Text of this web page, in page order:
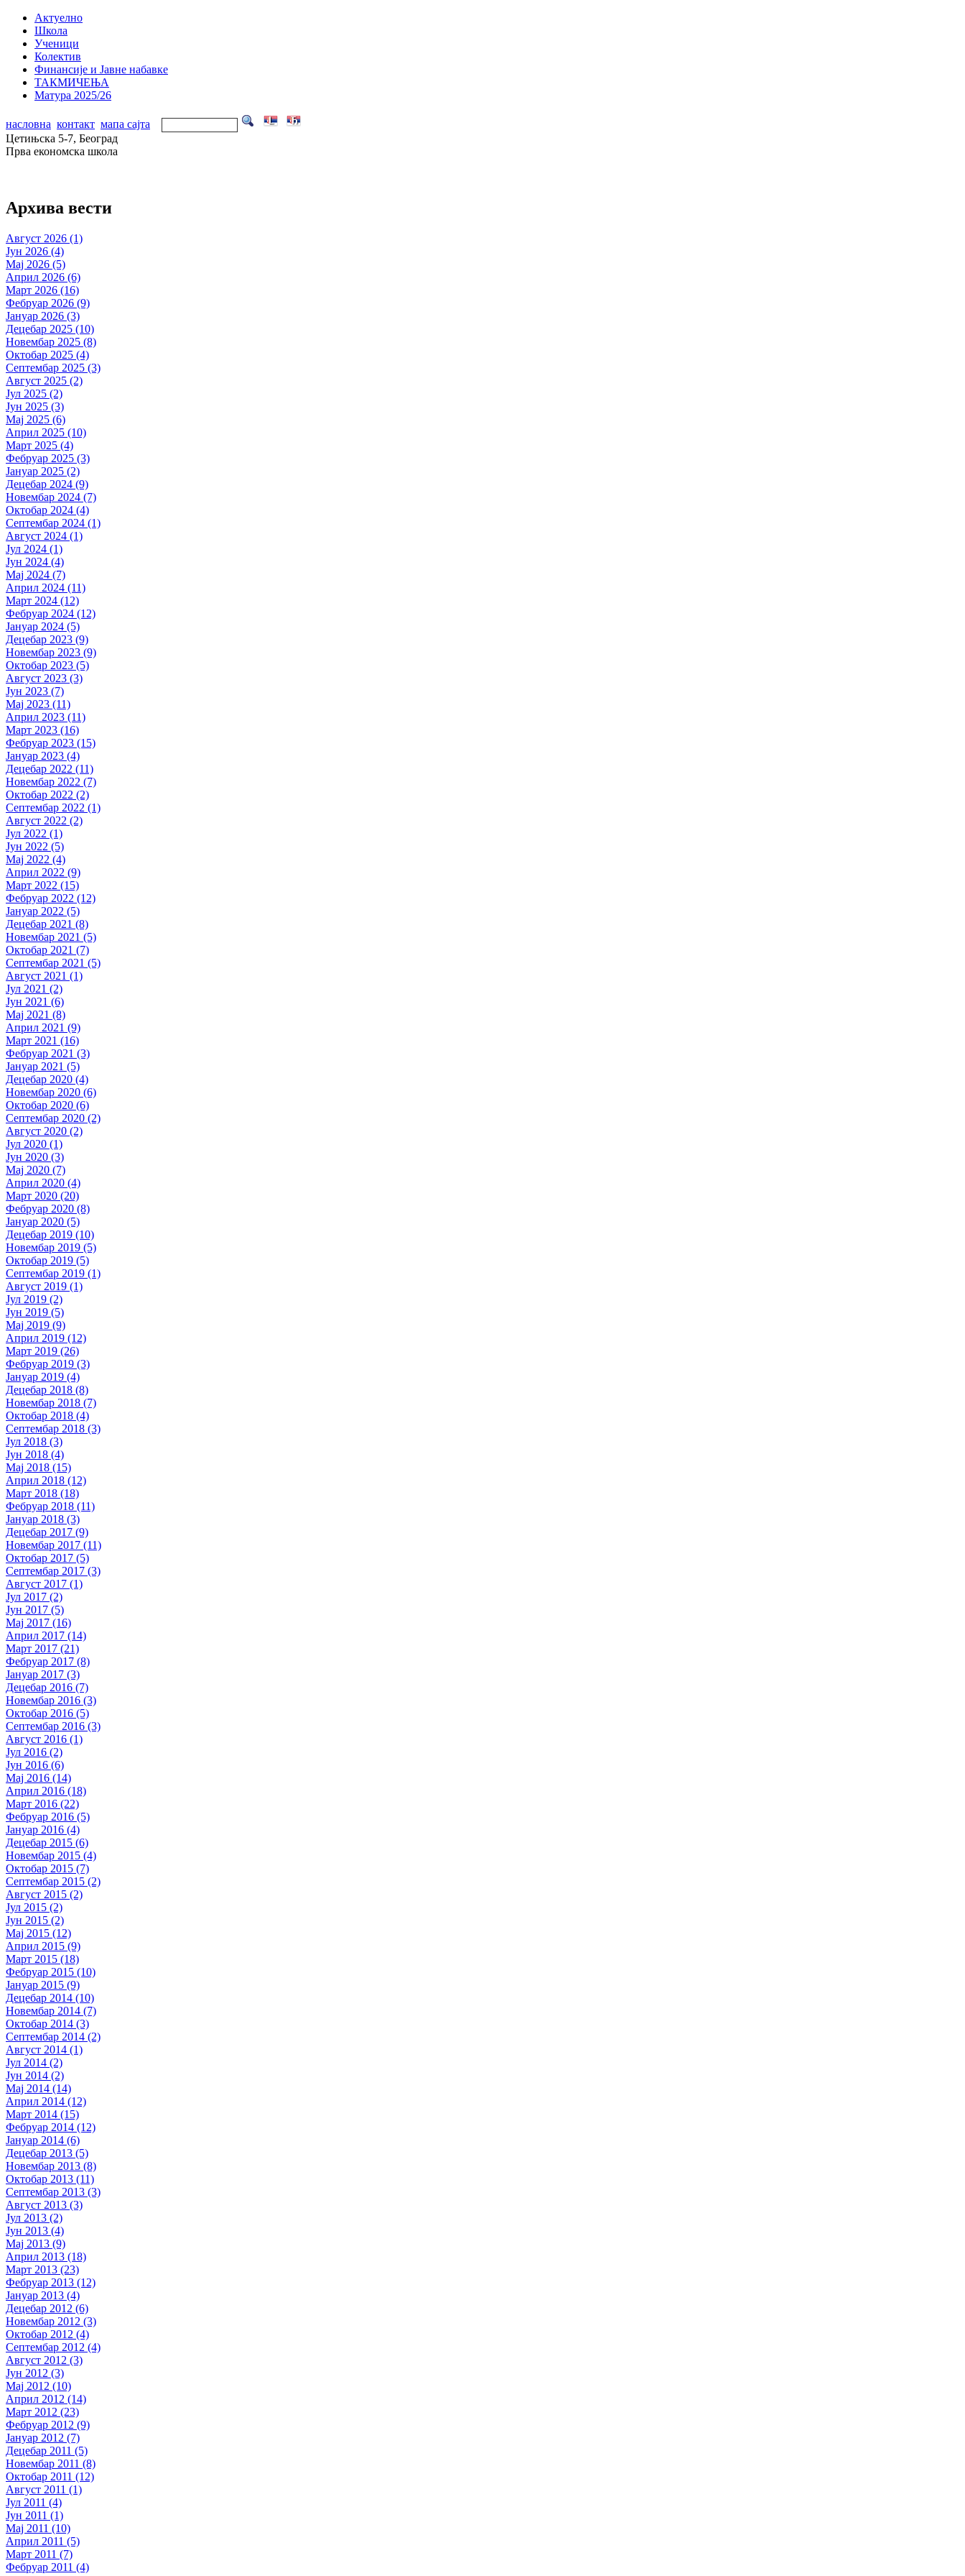
Актуелно
Школа
Ученици
Колектив
Финансије и Јавне набавке
ТАКМИЧЕЊА
Матура 2025/26
насловна контакт мапа сајта
Цетињска 5-7, Београд
Прва економска школа
Архива вести
Август 2026 (1)
Јун 2026 (4)
Мај 2026 (5)
Април 2026 (6)
Март 2026 (16)
Фебруар 2026 (9)
Јануар 2026 (3)
Децебар 2025 (10)
Новембар 2025 (8)
Октобар 2025 (4)
Септембар 2025 (3)
Август 2025 (2)
Јул 2025 (2)
Јун 2025 (3)
Мај 2025 (6)
Април 2025 (10)
Март 2025 (4)
Фебруар 2025 (3)
Јануар 2025 (2)
Децебар 2024 (9)
Новембар 2024 (7)
Октобар 2024 (4)
Септембар 2024 (1)
Август 2024 (1)
Јул 2024 (1)
Јун 2024 (4)
Мај 2024 (7)
Април 2024 (11)
Март 2024 (12)
Фебруар 2024 (12)
Јануар 2024 (5)
Децебар 2023 (9)
Новембар 2023 (9)
Октобар 2023 (5)
Август 2023 (3)
Јун 2023 (7)
Мај 2023 (11)
Април 2023 (11)
Март 2023 (16)
Фебруар 2023 (15)
Јануар 2023 (4)
Децебар 2022 (11)
Новембар 2022 (7)
Октобар 2022 (2)
Септембар 2022 (1)
Август 2022 (2)
Јул 2022 (1)
Јун 2022 (5)
Мај 2022 (4)
Април 2022 (9)
Март 2022 (15)
Фебруар 2022 (12)
Јануар 2022 (5)
Децебар 2021 (8)
Новембар 2021 (5)
Октобар 2021 (7)
Септембар 2021 (5)
Август 2021 (1)
Јул 2021 (2)
Јун 2021 (6)
Мај 2021 (8)
Април 2021 (9)
Март 2021 (16)
Фебруар 2021 (3)
Јануар 2021 (5)
Децебар 2020 (4)
Новембар 2020 (6)
Октобар 2020 (6)
Септембар 2020 (2)
Август 2020 (2)
Јул 2020 (1)
Јун 2020 (3)
Мај 2020 (7)
Април 2020 (4)
Март 2020 (20)
Фебруар 2020 (8)
Јануар 2020 (5)
Децебар 2019 (10)
Новембар 2019 (5)
Октобар 2019 (5)
Септембар 2019 (1)
Август 2019 (1)
Јул 2019 (2)
Јун 2019 (5)
Мај 2019 (9)
Април 2019 (12)
Март 2019 (26)
Фебруар 2019 (3)
Јануар 2019 (4)
Децебар 2018 (8)
Новембар 2018 (7)
Октобар 2018 (4)
Септембар 2018 (3)
Јул 2018 (3)
Јун 2018 (4)
Мај 2018 (15)
Април 2018 (12)
Март 2018 (18)
Фебруар 2018 (11)
Јануар 2018 (3)
Децебар 2017 (9)
Новембар 2017 (11)
Октобар 2017 (5)
Септембар 2017 (3)
Август 2017 (1)
Јул 2017 (2)
Јун 2017 (5)
Мај 2017 (16)
Април 2017 (14)
Март 2017 (21)
Фебруар 2017 (8)
Јануар 2017 (3)
Децебар 2016 (7)
Новембар 2016 (3)
Октобар 2016 (5)
Септембар 2016 (3)
Август 2016 (1)
Јул 2016 (2)
Јун 2016 (6)
Мај 2016 (14)
Април 2016 (18)
Март 2016 (22)
Фебруар 2016 (5)
Јануар 2016 (4)
Децебар 2015 (6)
Новембар 2015 (4)
Октобар 2015 (7)
Септембар 2015 (2)
Август 2015 (2)
Јул 2015 (2)
Јун 2015 (2)
Мај 2015 (12)
Април 2015 (9)
Март 2015 (18)
Фебруар 2015 (10)
Јануар 2015 (9)
Децебар 2014 (10)
Новембар 2014 (7)
Октобар 2014 (3)
Септембар 2014 (2)
Август 2014 (1)
Јул 2014 (2)
Јун 2014 (2)
Мај 2014 (14)
Април 2014 (12)
Март 2014 (15)
Фебруар 2014 (12)
Јануар 2014 (6)
Децебар 2013 (5)
Новембар 2013 (8)
Октобар 2013 (11)
Септембар 2013 (3)
Август 2013 (3)
Јул 2013 (2)
Јун 2013 (4)
Мај 2013 (9)
Април 2013 (18)
Март 2013 (23)
Фебруар 2013 (12)
Јануар 2013 (4)
Децебар 2012 (6)
Новембар 2012 (3)
Октобар 2012 (4)
Септембар 2012 (4)
Август 2012 (3)
Јун 2012 (3)
Мај 2012 (10)
Април 2012 (14)
Март 2012 (23)
Фебруар 2012 (9)
Јануар 2012 (7)
Децебар 2011 (5)
Новембар 2011 (8)
Октобар 2011 (12)
Август 2011 (1)
Јул 2011 (4)
Јун 2011 (1)
Мај 2011 (10)
Април 2011 (5)
Март 2011 (7)
Фебруар 2011 (4)